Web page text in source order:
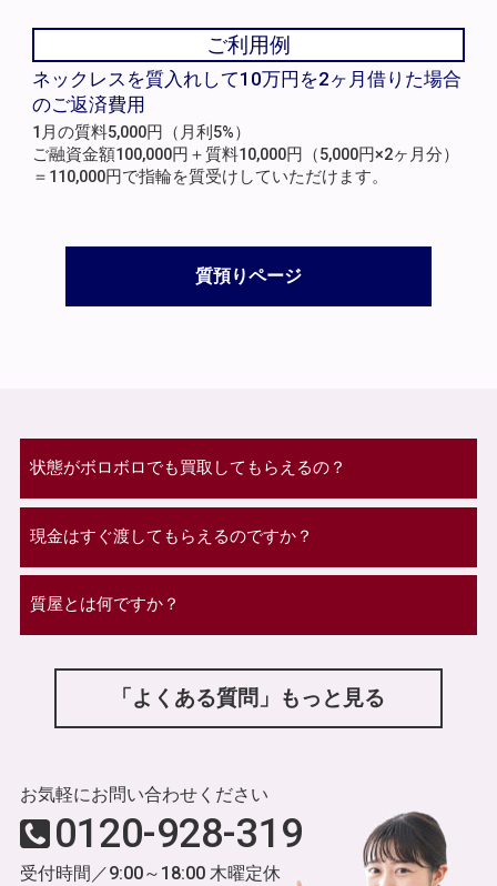
ご利用例
ネックレスを質入れして10万円を2ヶ月借りた場合
のご返済費用
1月の質料5,000円（月利5%）
ご融資金額100,000円＋質料10,000円（5,000円×2ヶ月分）
＝110,000円で指輪を質受けしていただけます。
質預りページ
状態がボロボロでも買取してもらえるの？
現金はすぐ渡してもらえるのですか？
質屋とは何ですか？
「よくある質問」もっと見る
お気軽にお問い合わせください
0120-928-319
受付時間／9:00～18:00 木曜定休